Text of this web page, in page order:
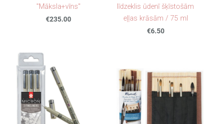
"Māksla+vīns"
€235.00
līdzeklis ūdenī šķīstošām
eļļas krāsām / 75 ml
€6.50